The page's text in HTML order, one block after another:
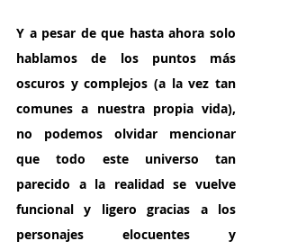
Y a pesar de que hasta ahora solo
hablamos de los puntos más
oscuros y complejos (a la vez tan
comunes a nuestra propia vida),
no podemos olvidar mencionar
que todo este universo tan
parecido a la realidad se vuelve
funcional y ligero gracias a los
personajes elocuentes y